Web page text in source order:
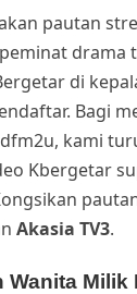
pautan
drama
di
Bagi
kami
Kbergetar
Akasia TV3.
Wanita Milik